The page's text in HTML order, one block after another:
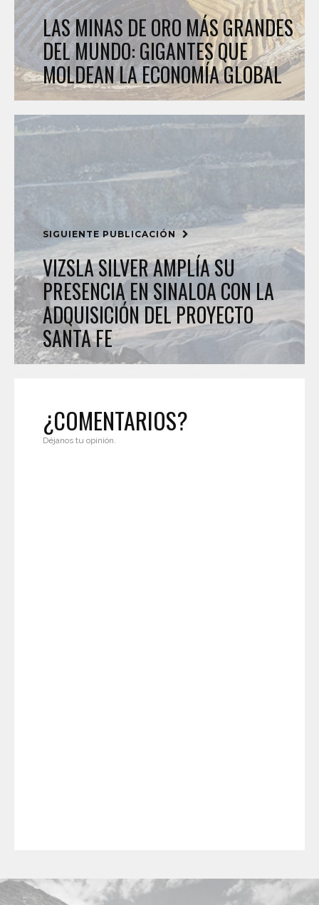
LAS MINAS DE ORO MÁS GRANDES
DEL MUNDO: GIGANTES QUE
MOLDEAN LA ECONOMÍA GLOBAL
SIGUIENTE PUBLICACIÓN
VIZSLA SILVER AMPLÍA SU
PRESENCIA EN SINALOA CON LA
ADQUISICIÓN DEL PROYECTO
SANTA FE
¿COMENTARIOS?
Déjanos tu opinión.